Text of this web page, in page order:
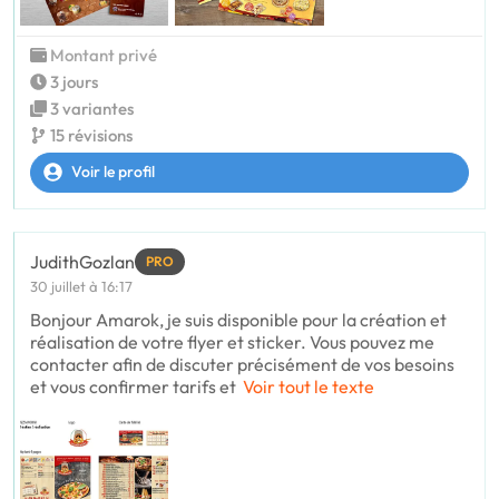
Montant privé
3 jours
3 variantes
15 révisions
Voir le profil
JudithGozlan PRO
30 juillet à 16:17
Bonjour Amarok, je suis disponible pour la création et
réalisation de votre flyer et sticker. Vous pouvez me
contacter afin de discuter précisément de vos besoins
et vous confirmer tarifs et Voir tout le texte